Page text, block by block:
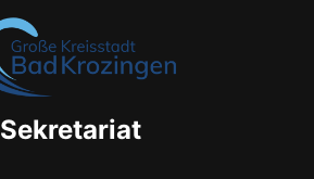
Sekretariat